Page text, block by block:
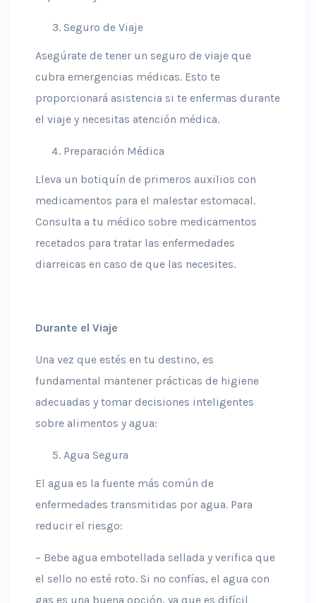
Seguro de Viaje
Asegúrate de tener un seguro de viaje que
cubra emergencias médicas. Esto te
proporcionará asistencia si te enfermas durante
el viaje y necesitas atención médica.
Preparación Médica
Lleva un botiquín de primeros auxilios con
medicamentos para el malestar estomacal.
Consulta a tu médico sobre medicamentos
recetados para tratar las enfermedades
diarreicas en caso de que las necesites.
Durante el Viaje
Una vez que estés en tu destino, es
fundamental mantener prácticas de higiene
adecuadas y tomar decisiones inteligentes
sobre alimentos y agua:
Agua Segura
El agua es la fuente más común de
enfermedades transmitidas por agua. Para
reducir el riesgo:
– Bebe agua embotellada sellada y verifica que
el sello no esté roto. Si no confías, el agua con
gas es una buena opción, ya que es difícil